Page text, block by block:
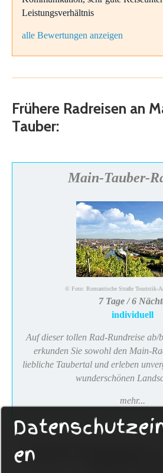
Leistungsverhältnis
alle Bewertungen anzeigen
Frühere Radreisen an
Tauber:
Main-Tauber-
© Foto: Romantische Straße Touristik-
7 Tage / 6
individuell
Auf dieser tollen Rad-Rundreise ab/
erkunden Sie sowohl den Main-
liebliche Taubertal und erleben
wunderschönen
mehr...
Sackmann Fahrradreisen
en